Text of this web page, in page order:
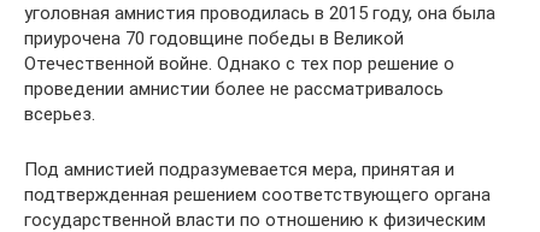
уголовная амнистия проводилась в 2015 году, она была
приурочена 70 годовщине победы в Великой
Отечественной войне. Однако с тех пор решение о
проведении амнистии более не рассматривалось
всерьез.
Под амнистией подразумевается мера, принятая и
подтвержденная решением соответствующего органа
государственной власти по отношению к физическим